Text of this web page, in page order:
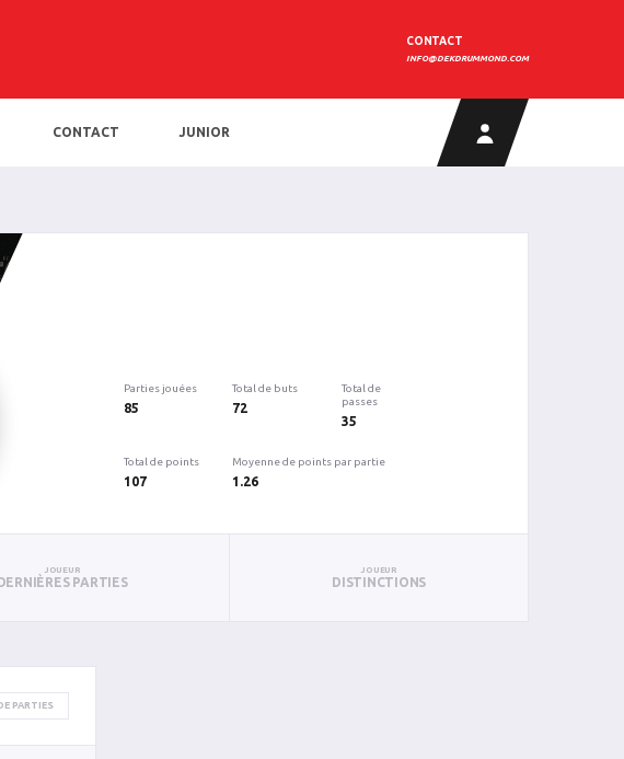
CONTACT
INFO@DEKDRUMMOND.COM
CONTACT JUNIOR
Parties jouées
85
Total de buts
72
Total de
passes
35
Total de points
107
Moyenne de points par partie
1.26
JOUEUR
PARTIES
JOUEUR
DISTINCTIONS
PARTIES